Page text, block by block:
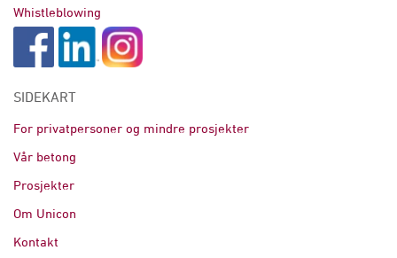
Whistleblowing
SIDEKART
For privatpersoner og mindre prosjekter
Vår betong
Prosjekter
Om Unicon
Kontakt